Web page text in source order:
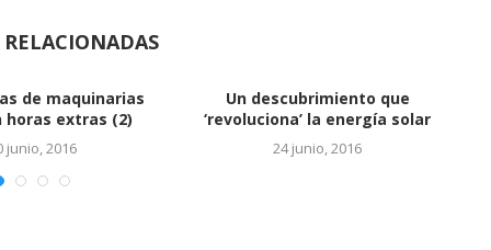
Vinculan a hijos de Báez con
cuentas en...
24 junio, 2016